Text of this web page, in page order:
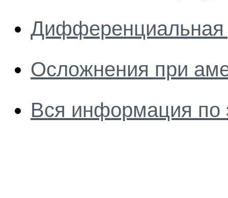
Дифференциальная
Осложнения при
Вся информация по